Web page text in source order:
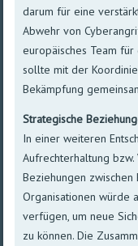
darum für eine
Abwehr von
europäisches Team
sollte mit der
Bekämpfung
Strategische
In einer weiteren
Aufrechterhaltung
Beziehungen zwischen
Organisationen
verfügen, um neue
zu können. Die